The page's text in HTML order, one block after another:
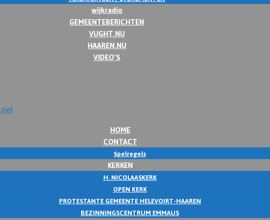
wijkradio
GEMEENTEBERICHTEN
VUGHT.NU
HAAREN.NU
VIDEO’S
HOME
CONTACT
Spelregels
KERKEN
H. NICOLAASKERK
OPEN KERK
PROTESTANTE GEMEENTE HELEVOIRT-HAAREN
BEZINNINGSCENTRUM EMMAUS